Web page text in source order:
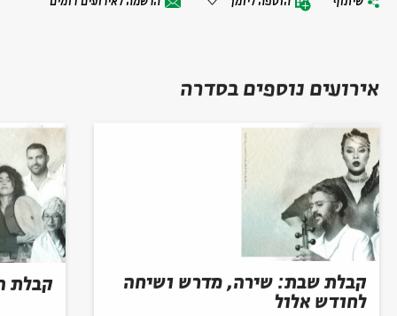
אירועים נוספים בסדרה
קבלת שבת: שירה, מדרש ושיחה
לחודש אלול
קבלת